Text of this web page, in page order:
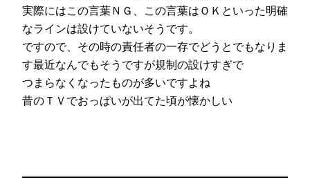
実際にはこの言葉ＮＧ、この言葉はＯＫといった明確
なラインは設けていないそうです。
ですので、その時の責任者の一存でどうとでもなりま
す最近なんでもそうですが規制の設けすぎで
つまらなくなったものが多いですよね
昔のＴＶでおっぱいが出てた頃が懐かしい